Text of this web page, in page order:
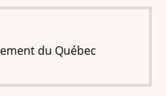
du Québec